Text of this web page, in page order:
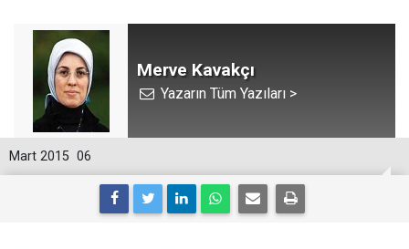
Merve Kavakçı
Yazarın Tüm Yazıları >
06
Mart 2015